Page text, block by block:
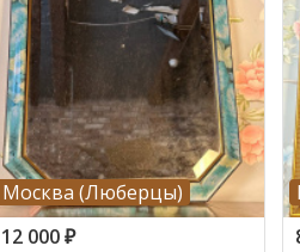
Москва (Люберцы)
12 000₽